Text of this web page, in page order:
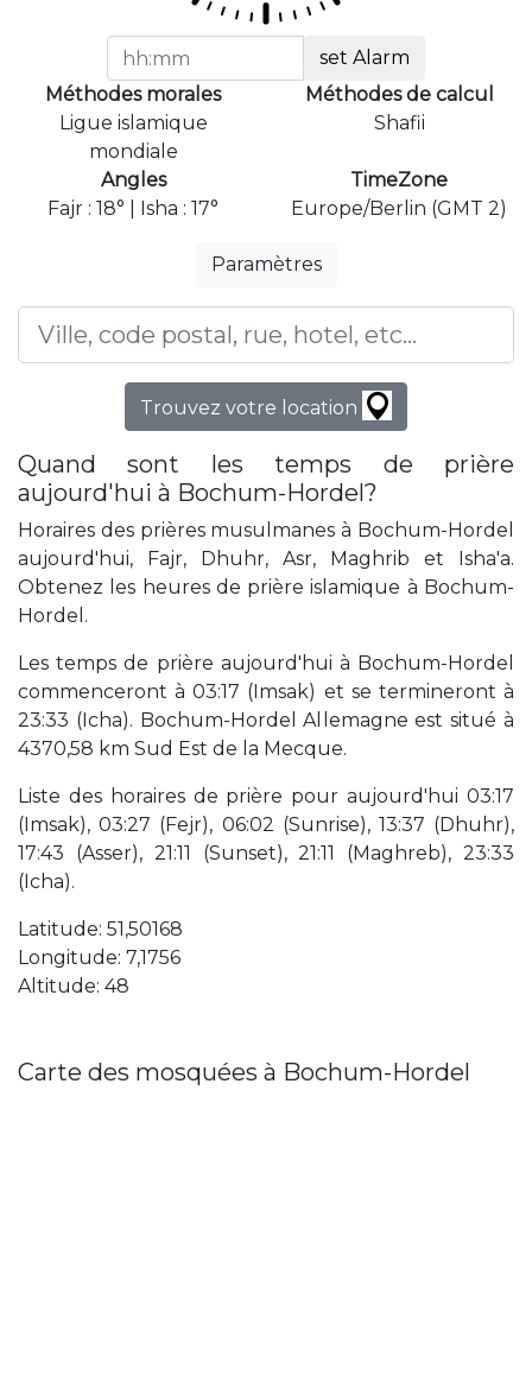
set Alarm
Méthodes morales
Ligue islamique
mondiale
Méthodes de calcul
Shafii
Angles
Fajr : 18° | Isha : 17°
TimeZone
Europe/Berlin (GMT 2)
Paramètres
Trouvez votre location
Quand sont les temps de prière
aujourd'hui à Bochum-Hordel?
Horaires des prières musulmanes à Bochum-Hordel
aujourd'hui, Fajr, Dhuhr, Asr, Maghrib et Isha'a.
Obtenez les heures de prière islamique à Bochum-
Hordel.
Les temps de prière aujourd'hui à Bochum-Hordel
commenceront à 03:17 (Imsak) et se termineront à
23:33 (Icha). Bochum-Hordel Allemagne est situé à
4370,58 km Sud Est de la Mecque.
Liste des horaires de prière pour aujourd'hui 03:17
(Imsak), 03:27 (Fejr), 06:02 (Sunrise), 13:37 (Dhuhr),
17:43 (Asser), 21:11 (Sunset), 21:11 (Maghreb), 23:33
(Icha).
Latitude: 51,50168
Longitude: 7,1756
Altitude: 48
Carte des mosquées à Bochum-Hordel